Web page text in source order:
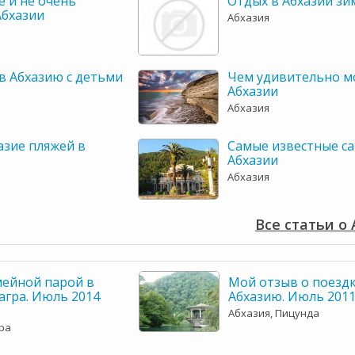
Абхазия
Абхазию с детьми
Чем удивительно
Абхазии
Абхазия
пляжей в
Самые известные
Абхазии
Абхазия
Все статьи о
парой в
Июль 2014
Мой отзыв о
Абхазию. Июль 2011
Абхазия, Пицунда